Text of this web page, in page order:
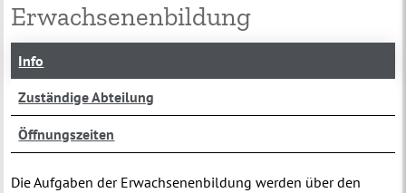
Erwachsenenbildung
Info
Zuständige Abteilung
Öffnungszeiten
Die Aufgaben der Erwachsenenbildung werden über den